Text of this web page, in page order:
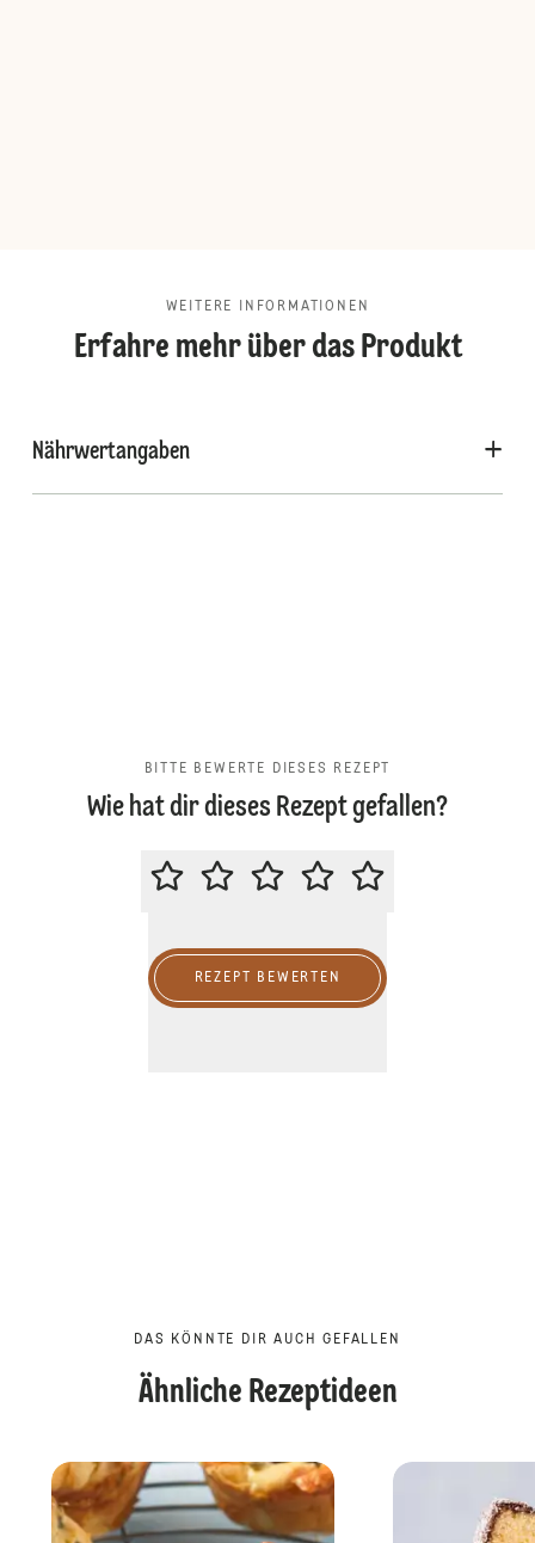
WEITERE INFORMATIONEN
Erfahre mehr über das Produkt
Nährwertangaben
BITTE BEWERTE DIESES REZEPT
Wie hat dir dieses Rezept gefallen?
BITTE BEWERTE DIESES REZEPT
REZEPT BEWERTEN
DAS KÖNNTE DIR AUCH GEFALLEN
Ähnliche Rezeptideen